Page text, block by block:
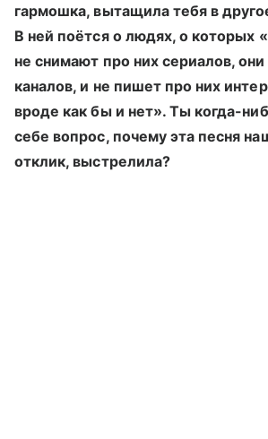
гармошка, вытащила тебя в
В ней поётся о людях, о которых
не снимают про них сериалов,
каналов, и не пишет про них
вроде как бы и нет». Ты когда-
себе вопрос, почему эта песня
отклик, выстрелила?